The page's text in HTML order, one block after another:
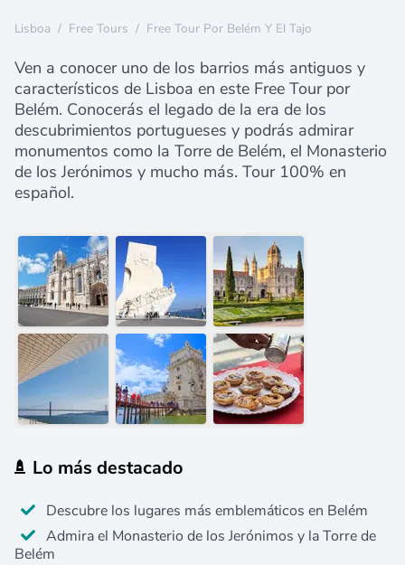
Lisboa / Free Tours / Free Tour Por Belém Y El Tajo
Ven a conocer uno de los barrios más antiguos y
característicos de Lisboa en este Free Tour por
Belém. Conocerás el legado de la era de los
descubrimientos portugueses y podrás admirar
monumentos como la Torre de Belém, el Monasterio
de los Jerónimos y mucho más. Tour 100% en
español.
Lo más destacado
Descubre los lugares más emblemáticos en Belém
Admira el Monasterio de los Jerónimos y la Torre de
Belém